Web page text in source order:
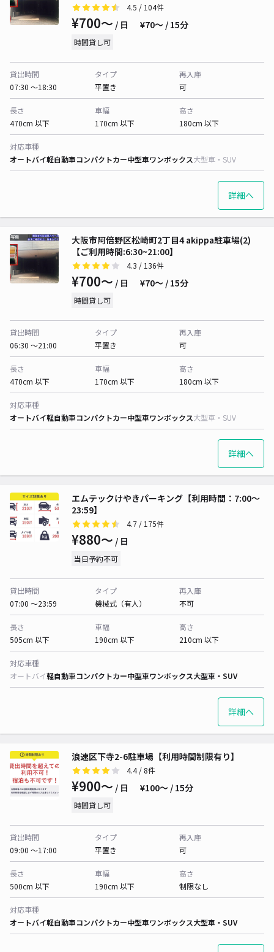
4.5 / 104件
¥700〜 / 日 ¥70〜 / 15分
時間貸し可
貸出時間
07:30 〜18:30
タイプ
平置き
再入庫
可
長さ
470cm 以下
車幅
170cm 以下
高さ
180cm 以下
対応車種
オートバイ軽自動車コンパクトカー中型車ワンボックス大型車・SUV
詳細へ
大阪市阿倍野区松崎町2丁目4 akippa駐車場(2)
【ご利用時間:6:30~21:00】
4.3 / 136件
¥700〜 / 日 ¥70〜 / 15分
時間貸し可
貸出時間
06:30 〜21:00
タイプ
平置き
再入庫
可
長さ
470cm 以下
車幅
170cm 以下
高さ
180cm 以下
対応車種
オートバイ軽自動車コンパクトカー中型車ワンボックス大型車・SUV
詳細へ
エムテックけやきパーキング【利用時間：7:00〜
23:59】
4.7 / 175件
¥880〜 / 日
当日予約不可
貸出時間
07:00 〜23:59
タイプ
機械式（有人）
再入庫
不可
長さ
505cm 以下
車幅
190cm 以下
高さ
210cm 以下
対応車種
オートバイ軽自動車コンパクトカー中型車ワンボックス大型車・SUV
詳細へ
浪速区下寺2-6駐車場【利用時間制限有り】
4.4/ 8件
¥900〜 / 日 ¥100〜 / 15分
時間貸し可
貸出時間
09:00 〜17:00
タイプ
平置き
再入庫
可
長さ
500cm 以下
車幅
190cm 以下
高さ
制限なし
対応車種
オートバイ軽自動車コンパクトカー中型車ワンボックス大型車・SUV